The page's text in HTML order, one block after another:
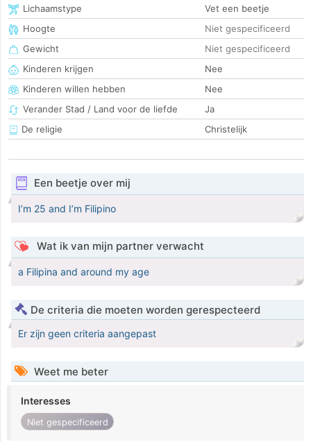
Lichaamstype
Vet een beetje
Hoogte
Niet gespecificeerd
Gewicht
Niet gespecificeerd
Kinderen krijgen
Nee
Kinderen willen hebben
Nee
Verander Stad / Land voor de liefde
Ja
De religie
Christelijk
Een beetje over mij
I’m 25 and I’m Filipino
Wat ik van mijn partner verwacht
a Filipina and around my age
De criteria die moeten worden gerespecteerd
Er zijn geen criteria aangepast
Weet me beter
Interesses
Niet gespecificeerd